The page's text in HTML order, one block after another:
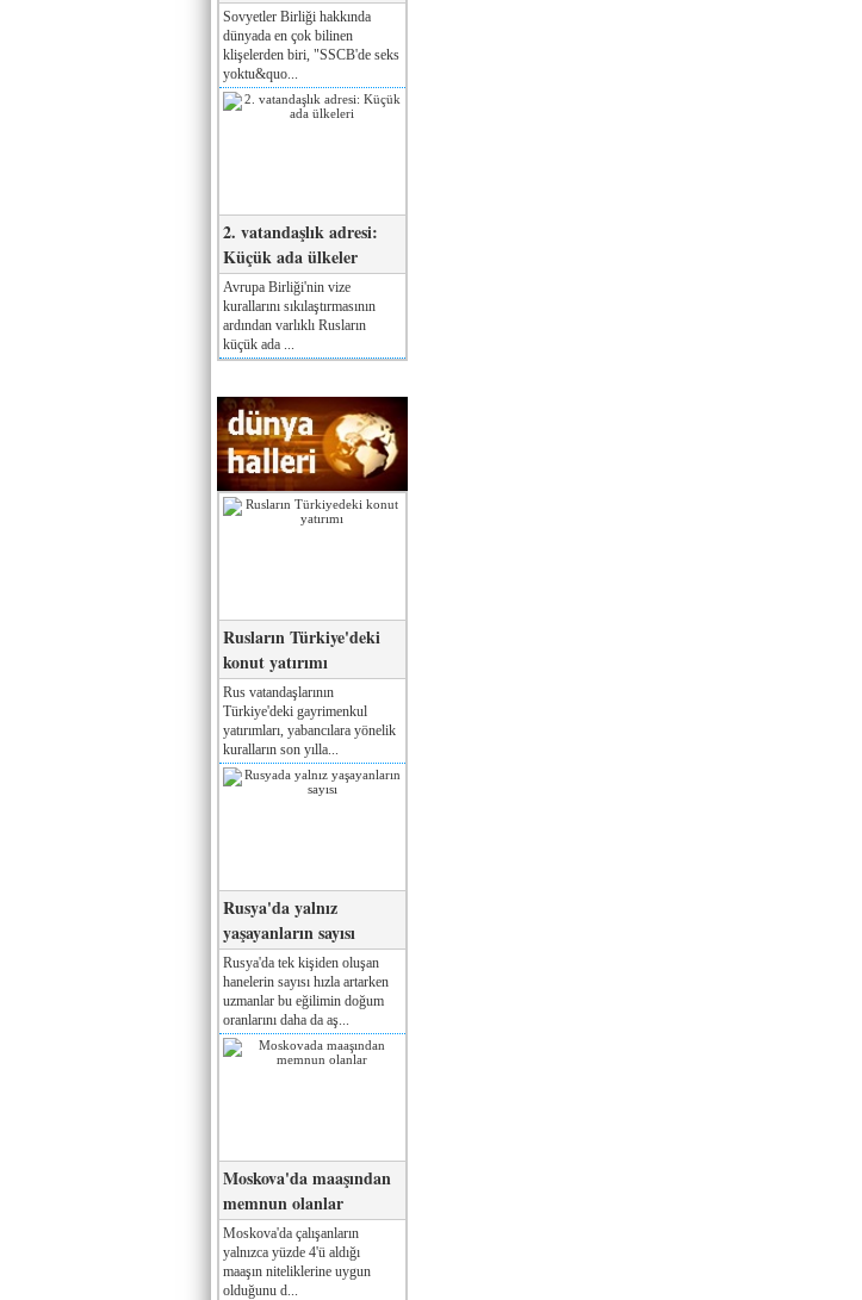
Sovyetler Birliği hakkında
dünyada en çok bilinen
klişelerden biri, "SSCB'de seks
yoktu&quo...
2. vatandaşlık adresi:
Küçük ada ülkeler
Avrupa Birliği'nin vize
kurallarını sıkılaştırmasının
ardından varlıklı Rusların
küçük ada ...
Rusların Türkiye'deki
konut yatırımı
Rus vatandaşlarının
Türkiye'deki gayrimenkul
yatırımları, yabancılara yönelik
kuralların son yılla...
Rusya'da yalnız
yaşayanların sayısı
Rusya'da tek kişiden oluşan
hanelerin sayısı hızla artarken
uzmanlar bu eğilimin doğum
oranlarını daha da aş...
Moskova'da maaşından
memnun olanlar
Moskova'da çalışanların
yalnızca yüzde 4'ü aldığı
maaşın niteliklerine uygun
olduğunu d...